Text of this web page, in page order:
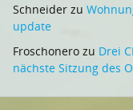
Schneider zu
update
Froschonero zu Drei
nächste Sitzung des